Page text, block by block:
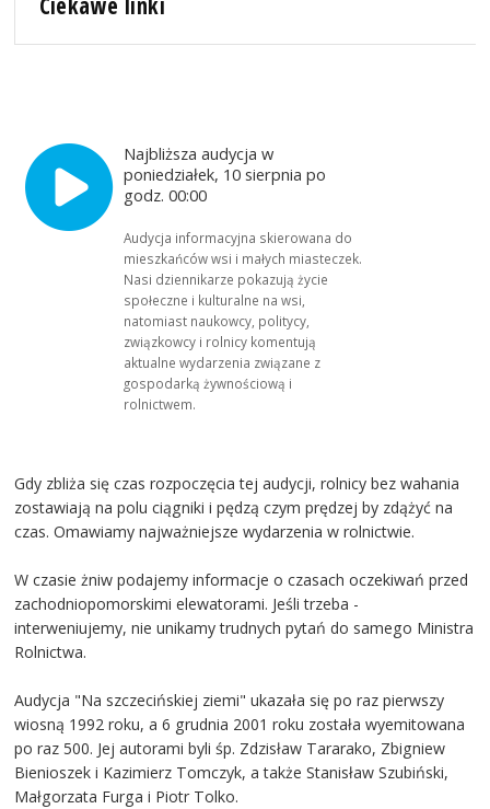
Najbliższa audycja w
poniedziałek, 10 sierpnia po
godz. 00:00
Audycja informacyjna skierowana do
mieszkańców wsi i małych miasteczek.
Nasi dziennikarze pokazują życie
społeczne i kulturalne na wsi,
natomiast naukowcy, politycy,
związkowcy i rolnicy komentują
aktualne wydarzenia związane z
gospodarką żywnościową i
rolnictwem.
Gdy zbliża się czas rozpoczęcia tej audycji, rolnicy bez wahania
zostawiają na polu ciągniki i pędzą czym prędzej by zdążyć na
czas. Omawiamy najważniejsze wydarzenia w rolnictwie.
W czasie żniw podajemy informacje o czasach oczekiwań przed
zachodniopomorskimi elewatorami. Jeśli trzeba -
interweniujemy, nie unikamy trudnych pytań do samego Ministra
Rolnictwa.
Audycja "Na szczecińskiej ziemi" ukazała się po raz pierwszy
wiosną 1992 roku, a 6 grudnia 2001 roku została wyemitowana
po raz 500. Jej autorami byli śp. Zdzisław Tararako, Zbigniew
Bienioszek i Kazimierz Tomczyk, a także Stanisław Szubiński,
Małgorzata Furga i Piotr Tolko.